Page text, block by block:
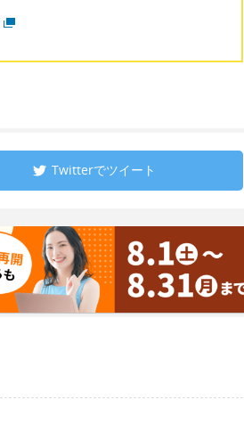
Twitterでツイート